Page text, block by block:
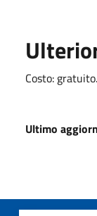
Costo: gratuito.
Ultimo